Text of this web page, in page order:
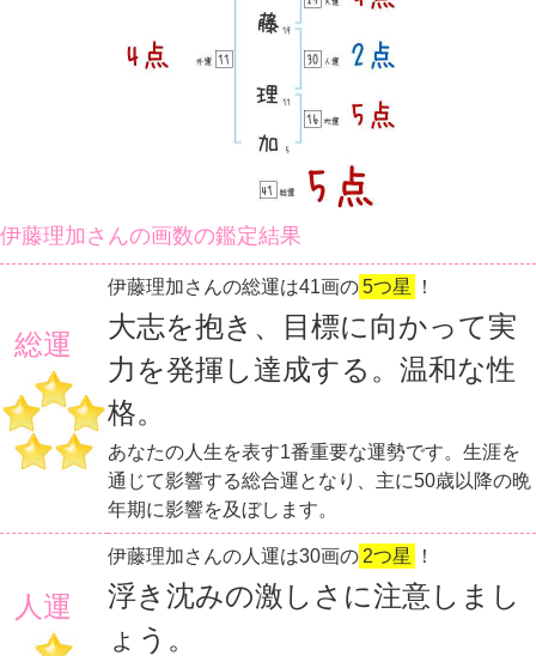
伊藤理加さんの画数の鑑定結果
総運
伊藤理加さんの総運は41画の5つ星 ！
大志を抱き、目標に向かって実
力を発揮し達成する。温和な性
格。
あなたの人生を表す1番重要な運勢です。生涯を
通じて影響する総合運となり、主に50歳以降の晩
年期に影響を及ぼします。
人運
伊藤理加さんの人運は30画の 2つ星 ！
浮き沈みの激しさに注意しまし
ょう。